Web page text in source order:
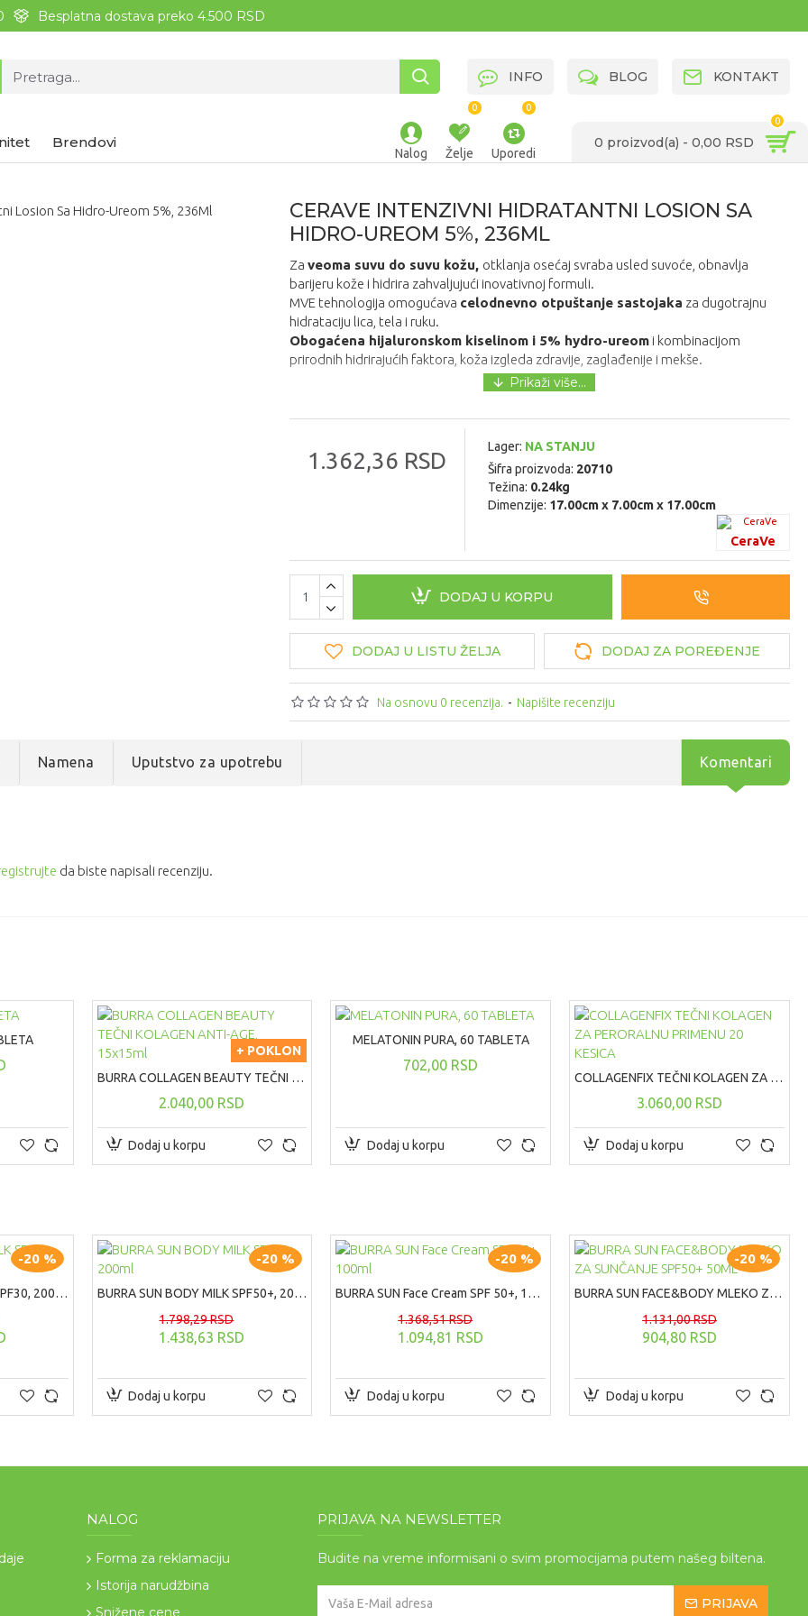
Besplatna dostava preko 4.500 RSD
INFO BLOG KONTAKT
Brendovi
Nalog Želje
0
Uporedi
0
0 proizvod(a) - 0,00 RSD
0
CERAVE INTENZIVNI HIDRATANTNI LOSION SA
HIDRO-UREOM 5%, 236ML
Za veoma suvu do suvu kožu, otklanja osećaj svraba usled suvoće, obnavlja
barijeru kože i hidrira zahvaljujući inovativnoj formuli.
MVE tehnologija omogućava celodnevno otpuštanje sastojaka za dugotrajnu
hidrataciju lica, tela i ruku.
Obogaćena hijaluronskom kiselinom i 5% hydro-ureomi kombinacijom
prirodnih hidrirajućih faktora, koža izgleda zdravije, zaglađenije i mekše.
Na osnovu 0 recenzija. - Napišite recenziju
1.362,36 RSD
Lager: NA STANJU
Šifra proizvoda: 20710
Težina: 0.24kg
Dimenzije: 17.00cm x 7.00cm x 17.00cm
CeraVe
DODAJ U KORPU
DODAJ U LISTU ŽELJA DODAJ ZA POREĐENJE
Namena Uputstvo za upotrebu Komentari
da biste napisali recenziju.
+ POKLON
BURRA COLLAGEN BEAUTY TEČNI KOLAGEN ANTI-AGE, 15x15ml
2.040,00 RSD
Dodaj u korpu
MELATONIN PURA, 60 TABLETA
702,00 RSD
Dodaj u korpu
COLLAGENFIX TEČNI KOLAGEN ZA PERORALNU PRIMENU 20 KESICA
3.060,00 RSD
Dodaj u korpu
-20 %
BURRA SUN BODY MILK SPF30, 200ml
-20 %
BURRA SUN BODY MILK SPF50+, 200ml
1.438,63 RSD
1.798,29 RSD
Dodaj u korpu
-20 %
BURRA SUN Face Cream SPF 50+, 100ml
1.094,81 RSD
1.368,51 RSD
Dodaj u korpu
-20 %
BURRA SUN FACE&BODY MLEKO ZA SUNČANJE SPF50+ 50ML
904,80 RSD
1.131,00 RSD
Dodaj u korpu
NALOG
Forma za reklamaciju
Istorija narudžbina
Snižene cene
PRIJAVA NA NEWSLETTER
Budite na vreme informisani o svim promocijama putem našeg biltena.
PRIJAVA